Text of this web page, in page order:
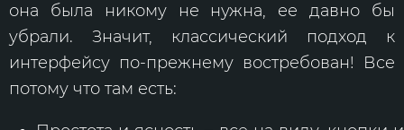
она была никому не нужна, ее давно бы
убрали. Значит, классический подход к
интерфейсу по-прежнему востребован! Все
потому что там есть: